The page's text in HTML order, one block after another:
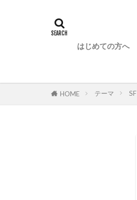
はじめての方へ
HOME テーマ SF